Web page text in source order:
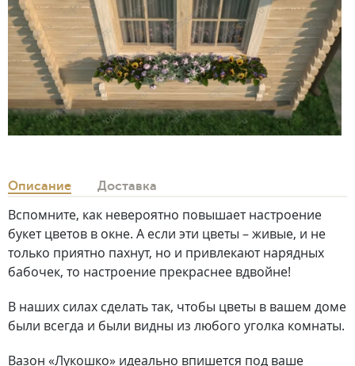
Описание Доставка
Вспомните, как невероятно повышает настроение
букет цветов в окне. А если эти цветы – живые, и не
только приятно пахнут, но и привлекают нарядных
бабочек, то настроение прекраснее вдвойне!
В наших силах сделать так, чтобы цветы в вашем доме
были всегда и были видны из любого уголка комнаты.
Вазон «Лукошко» идеально впишется под ваше